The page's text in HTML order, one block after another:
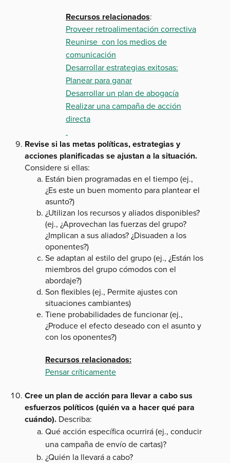
Recursos relacionados:
Proveer retroalimentación correctiva
Reunirse con los medios de
comunicación
Desarrollar estrategias exitosas:
Planear para ganar
Desarrollar un plan de abogacía
Realizar una campaña de acción
directa
Revise si las metas políticas, estrategias y
acciones planificadas se ajustan a la situación.
Considere si ellas:
Están bien programadas en el tiempo (ej.,
¿Es este un buen momento para plantear el
asunto?)
¿Utilizan los recursos y aliados disponibles?
(ej., ¿Aprovechan las fuerzas del grupo?
¿Implican a sus aliados? ¿Disuaden a los
oponentes?)
Se adaptan al estilo del grupo (ej., ¿Están los
miembros del grupo cómodos con el
abordaje?)
Son flexibles (ej., Permite ajustes con
situaciones cambiantes)
Tiene probabilidades de funcionar (ej.,
¿Produce el efecto deseado con el asunto y
con los oponentes?)
Recursos relacionados:
Pensar críticamente
Cree un plan de acción para llevar a cabo sus
esfuerzos políticos (quién va a hacer qué para
cuándo). Describa:
Qué acción específica ocurrirá (ej., conducir
una campaña de envío de cartas)?
¿Quién la llevará a cabo?